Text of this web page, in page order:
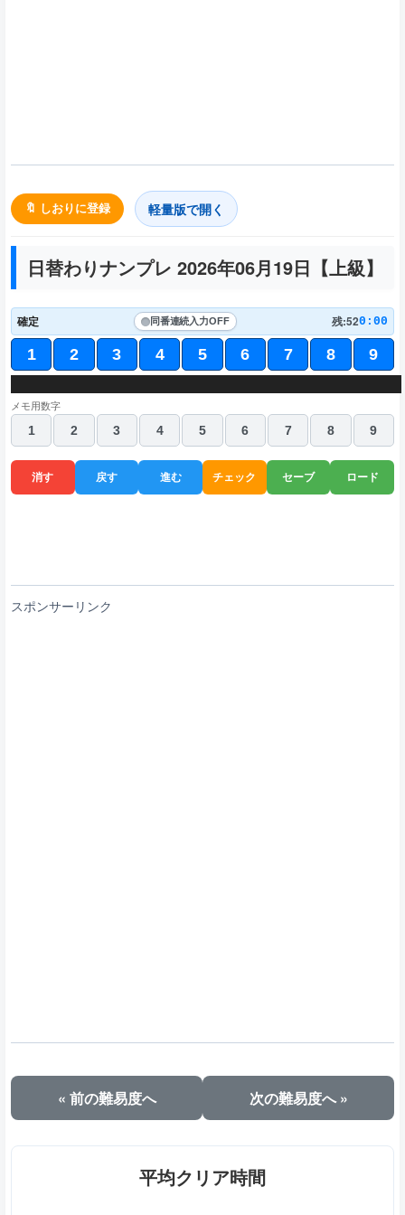
🔖 しおりに登録 軽量版で開く
日替わりナンプレ 2026年06月19日【上級】
確定 同番連続入力OFF 残:520:00
1 2 3 4 5 6 7 8 9
6 4 1 5
5 9
9 8 4 2
8
2 8 5 6
4 1 8 5
1 9 4 6
3 6 8 9
5 3
メモ用数字
1
2 3 4 5 6 7 8 9
消す 戻す 進む チェック セーブ ロード
スポンサーリンク
« 前の難易度へ 次の難易度へ »
平均クリア時間